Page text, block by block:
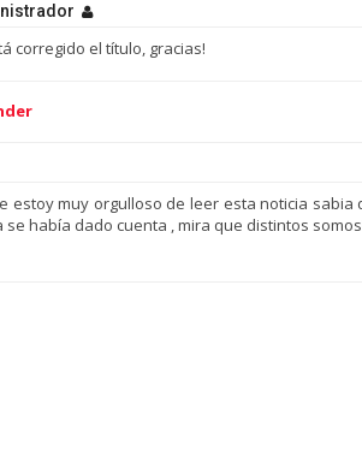
corregido el título, gracias!
estoy muy orgulloso de leer esta noticia
se había dado cuenta , mira que distintos